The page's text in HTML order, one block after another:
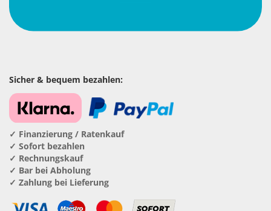
Sicher & bequem bezahlen:
✓ Finanzierung / Ratenkauf
✓ Sofort bezahlen
✓ Rechnungskauf
✓ Bar bei Abholung
✓ Zahlung bei Lieferung